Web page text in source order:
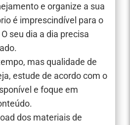
e organize a sua
é imprescindível para o
seu dia a dia precisa
mas qualidade de
estude de acordo com o
e foque em
dos materiais de